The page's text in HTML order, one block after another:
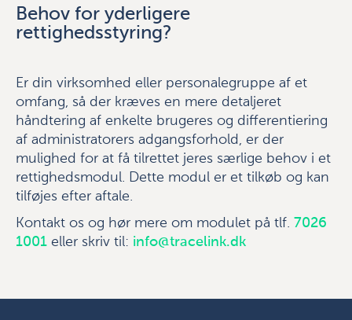
Behov for yderligere
rettighedsstyring?
Er din virksomhed eller personalegruppe af et
omfang, så der kræves en mere detaljeret
håndtering af enkelte brugeres og differentiering
af administratorers adgangsforhold, er der
mulighed for at få tilrettet jeres særlige behov i et
rettighedsmodul. Dette modul er et tilkøb og kan
tilføjes efter aftale.
Kontakt os og hør mere om modulet på tlf. 7026
1001 eller skriv til: info@tracelink.dk